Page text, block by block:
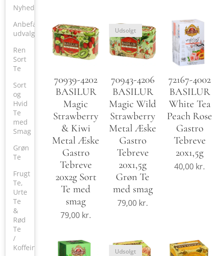
Nyheder
Anbefalet
udvalg
Ren
Sort
Te
Sort
og
Hvid
Te
med
Smag
Grøn
Te
Frugt
Te,
Urte
Te
&
Rød
Te
/
Koffeinfri
70939-4202
BASILUR
Magic
Strawberry
& Kiwi
Metal Æske
Gastro
Tebreve
20x2g Sort
Te med
smag
79,00 kr.
70943-4206
BASILUR
Magic Wild
Strawberry
Metal Æske
Gastro
Tebreve
20x1,5g
Grøn Te
med smag
Udsolgt
79,00 kr.
72167-4002
BASILUR
White Tea
Peach Rose
Gastro
Tebreve
20x1,5g
40,00 kr.
Udsolgt